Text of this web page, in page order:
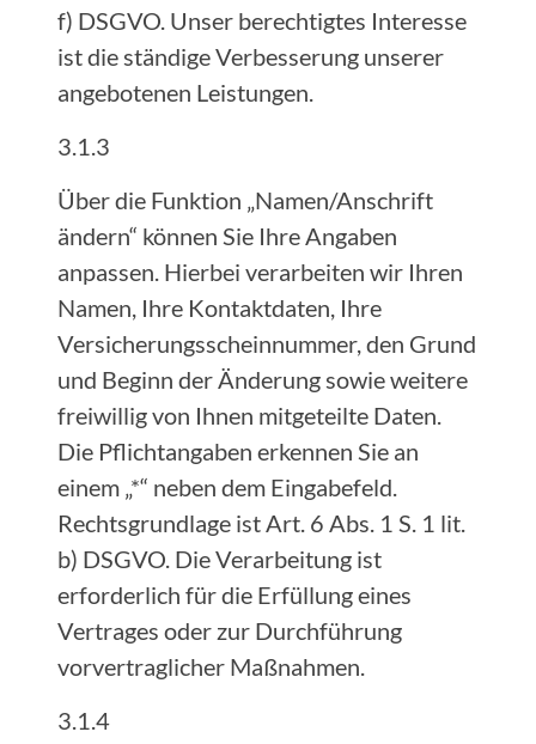
f) DSGVO. Unser berechtigtes Interesse
ist die ständige Verbesserung unserer
angebotenen Leistungen.
3.1.3
Über die Funktion „Namen/Anschrift
ändern“ können Sie Ihre Angaben
anpassen. Hierbei verarbeiten wir Ihren
Namen, Ihre Kontaktdaten, Ihre
Versicherungsscheinnummer, den Grund
und Beginn der Änderung sowie weitere
freiwillig von Ihnen mitgeteilte Daten.
Die Pflichtangaben erkennen Sie an
einem „*“ neben dem Eingabefeld.
Rechtsgrundlage ist Art. 6 Abs. 1 S. 1 lit.
b) DSGVO. Die Verarbeitung ist
erforderlich für die Erfüllung eines
Vertrages oder zur Durchführung
vorvertraglicher Maßnahmen.
3.1.4